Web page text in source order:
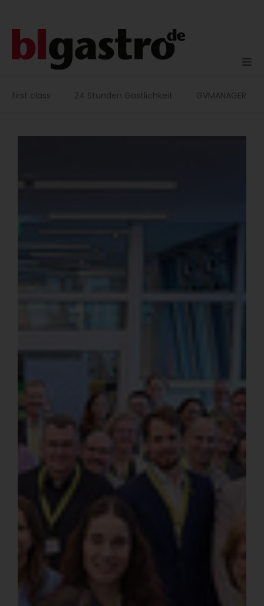
first class 24 Stunden Gastlichkeit GVMANAGER